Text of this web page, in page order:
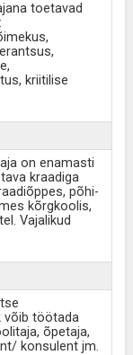
toetavad
kriitilise
on enamasti
kraadiga
põhi-
kõrgkoolis,
Vajalikud
võib töötada
õpetaja,
konsulent jm.